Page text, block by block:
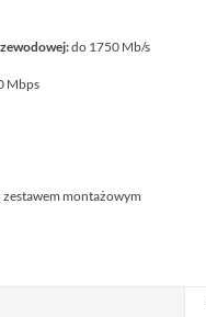
do 1750 Mb/s
Mbps
zestawem montażowym